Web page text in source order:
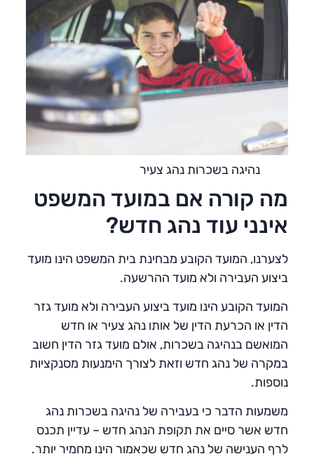
נהיגה בשכרות נהג צעיר
מה קורה אם במועד המשפט
אינני עוד נהג חדש?
לצערנו, המועד הקובע מבחינת בית המשפט הינו מועד
ביצוע העבירה ולא מועד ההרשעה.
המועד הקובע הינו מועד ביצוע העבירה ולא מועד גזר
הדין או הכרעת הדין של אותו נהג צעיר או חדש
המואשם בנהיגה בשכרות, אולם מועד גזר הדין חשוב
במקרה של נהג חדש וזאת לצורך הימנעות מסנקציות
נוספות.
משמעות הדבר כי בעבירה של נהיגה בשכרות נהג
חדש אשר סיים את תקופת הנהג חדש – עדיין תכנס
לרף הענישה של נהג חדש שכאמור הינו מחמיר יותר.